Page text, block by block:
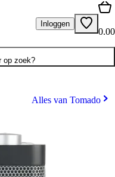
Inloggen
0.00
op zoek?
Alles van Tomado